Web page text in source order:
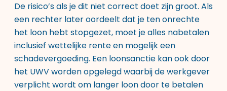
De risico’s als je dit niet correct doet zijn groot. Als
een rechter later oordeelt dat je ten onrechte
het loon hebt stopgezet, moet je alles nabetalen
inclusief wettelijke rente en mogelijk een
schadevergoeding. Een loonsanctie kan ook door
het UWV worden opgelegd waarbij de werkgever
verplicht wordt om langer loon door te betalen